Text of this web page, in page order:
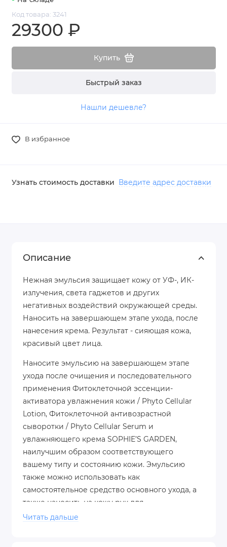
Код товара: 3241
29300 ₽
Купить
Быстрый заказ
Нашли дешевле?
В избранное
Узнать стоимость доставки Введите адрес доставки
Описание
Нежная эмульсия защищает кожу от УФ-, ИК-
излучения, света гаджетов и других
негативных воздействий окружающей среды.
Наносить на завершающем этапе ухода, после
нанесения крема. Результат - сияющая кожа,
красивый цвет лица.
Наносите эмульсию на завершающем этапе
ухода после очищения и последовательного
применения Фитоклеточной эссенции-
активатора увлажнения кожи / Phyto Cellular
Lotion, Фитоклеточной антивозрастной
сыворотки / Phyto Cellular Serum и
увлажняющего крема SOPHIE’S GARDEN,
наилучшим образом соответствующего
вашему типу и состоянию кожи. Эмульсию
также можно использовать как
самостоятельное средство основного ухода, а
также наносить на кожу рук для
дополнительной защиты.
Читать дальше